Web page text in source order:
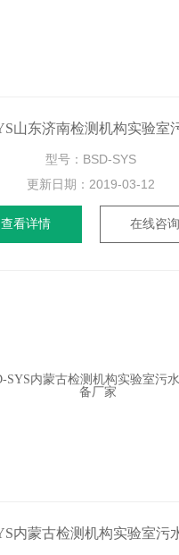
型号：BSD-SYS
更新日期： 2019-03-12
查看详情 在线咨询